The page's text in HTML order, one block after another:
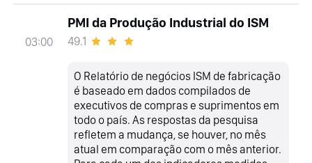
03:00
PMI da Produção Industrial do ISM
49.1
O Relatório de negócios ISM de fabricação
é baseado em dados compilados de
executivos de compras e suprimentos em
todo o país. As respostas da pesquisa
refletem a mudança, se houver, no mês
atual em comparação com o mês anterior.